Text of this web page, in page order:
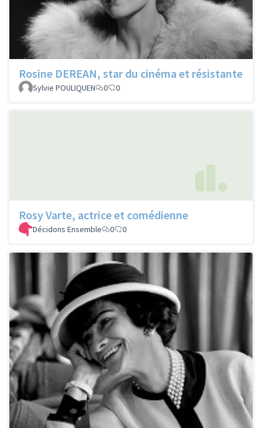
Rosine DEREAN, star du cinéma et résistante
Sylvie POULIQUEN 0 0
Rosy Varte, actrice et comédienne
Décidons Ensemble 0 0